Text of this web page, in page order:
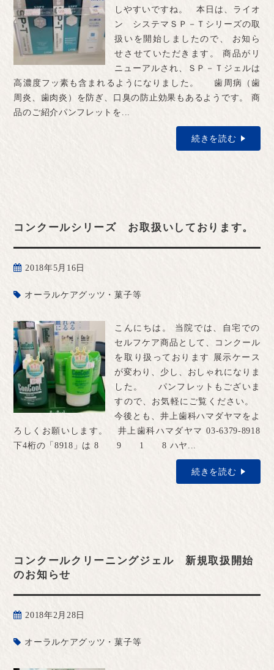
しやすいですね。 本日は、ライオ
ン システマＳＰ－Ｔシリーズの取
扱いを開始しましたので、 お知ら
せさせていただきます。 商品がリ
ニューアルされ、ＳＰ－Ｔジェルは
高濃度フッ素も含まれるようになりました。 歯周病（歯
周炎、歯肉炎）を防ぎ、口臭の防止効果もあるようです。 商
品のご紹介パンフレットを...
続きを読む
コンクールシリーズ お取扱いしております。
2018年5月16日
オーラルケアグッツ・菓子等
こんにちは。 当院では、自宅での
セルフケア商品として、コンクール
を取り扱っております 展示ケース
が変わり、少し、おしゃれになりま
した。 パンフレットもございま
すので、お気軽にご覧ください。
今後とも、井上歯科ハマダヤマをよ
ろしくお願いします。 井上歯科ハマダヤマ 03-6379-8918
下4桁の「8918」は 8 9 1 8 ハヤ...
続きを読む
コンクールクリーニングジェル 新規取扱開始
のお知らせ
2018年2月28日
オーラルケアグッツ・菓子等